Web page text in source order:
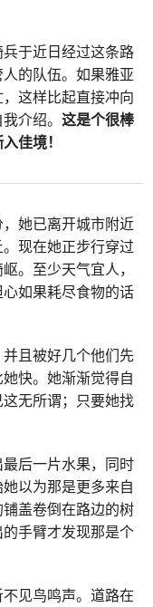
于近日经过这条路
的队伍。如果雅亚
这样比起直接冲向
介绍。这是个很棒
佳境！
她已离开城市附近
现在她正步行穿过
。至少天气宜人，
如果耗尽食物的话
且被好几个他们先
快。她渐渐觉得自
无所谓；只要她找
后一片水果，同时
以为那是更多来自
盖卷倒在路边的树
手臂才发现那是个
见鸟鸣声。道路在